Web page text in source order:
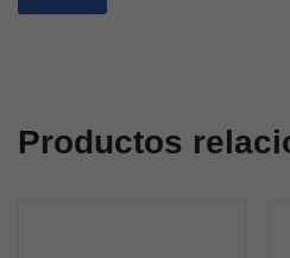
Productos